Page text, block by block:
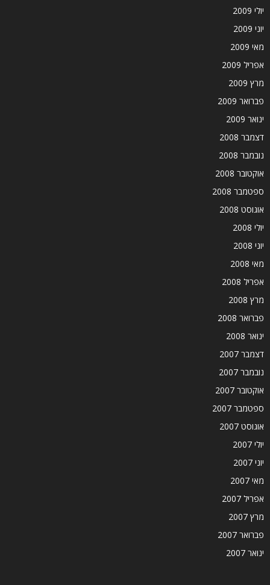
יולי 2009
יוני 2009
מאי 2009
אפריל 2009
מרץ 2009
פברואר 2009
ינואר 2009
דצמבר 2008
נובמבר 2008
אוקטובר 2008
ספטמבר 2008
אוגוסט 2008
יולי 2008
יוני 2008
מאי 2008
אפריל 2008
מרץ 2008
פברואר 2008
ינואר 2008
דצמבר 2007
נובמבר 2007
אוקטובר 2007
ספטמבר 2007
אוגוסט 2007
יולי 2007
יוני 2007
מאי 2007
אפריל 2007
מרץ 2007
פברואר 2007
ינואר 2007